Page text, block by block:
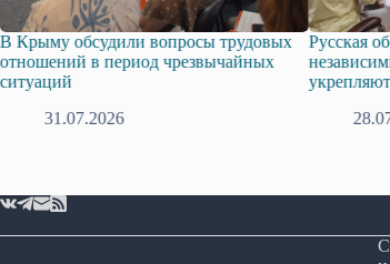
обсудили вопросы трудовых
в период чрезвычайных
31.07.2026
Русская
независимых
укрепляют
28.07.2026